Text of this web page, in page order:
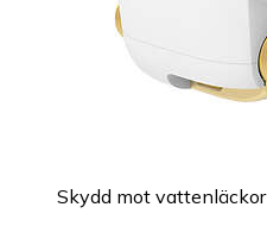
Skydd mot vattenläckor